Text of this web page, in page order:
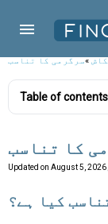
»سرگرمی کا تناسب
Table of contents
کا تناسب
Updated on August 5, 2026
کیا ہے؟